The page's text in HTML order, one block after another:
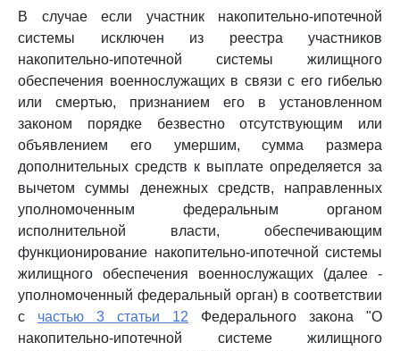
В случае если участник накопительно-ипотечной
системы исключен из реестра участников
накопительно-ипотечной системы жилищного
обеспечения военнослужащих в связи с его гибелью
или смертью, признанием его в установленном
законом порядке безвестно отсутствующим или
объявлением его умершим, сумма размера
дополнительных средств к выплате определяется за
вычетом суммы денежных средств, направленных
уполномоченным федеральным органом
исполнительной власти, обеспечивающим
функционирование накопительно-ипотечной системы
жилищного обеспечения военнослужащих (далее -
уполномоченный федеральный орган) в соответствии
с частью 3 статьи 12 Федерального закона "О
накопительно-ипотечной системе жилищного